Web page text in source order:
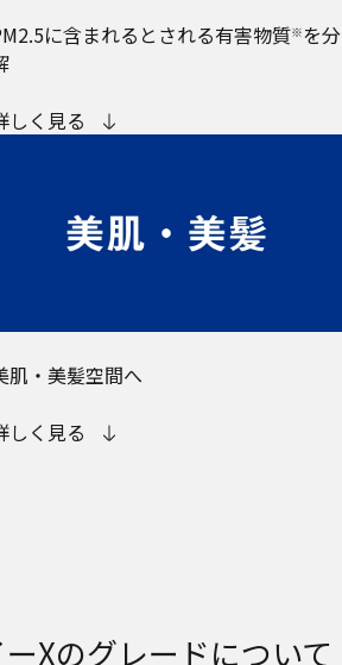
に含まれるとされる有害物質※を分
しく見る
肌・美髪空間へ
しく見る
Xのグレードについて